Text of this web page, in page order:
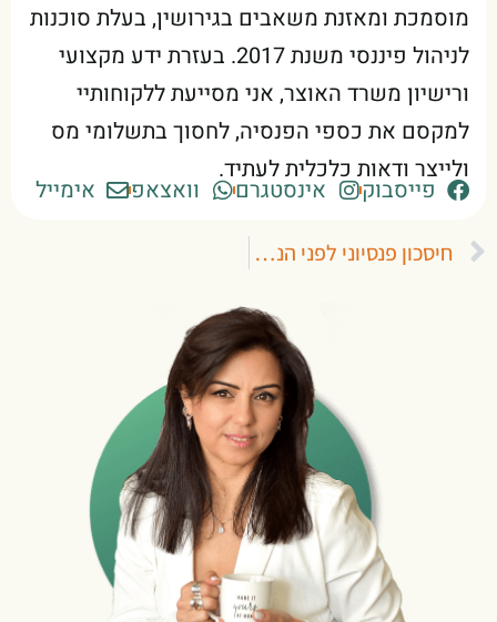
מוסמכת ומאזנת משאבים בגירושין, בעלת סוכנות
לניהול פיננסי משנת 2017. בעזרת ידע מקצועי
ורישיון משרד האוצר, אני מסייעת ללקוחותיי
למקסם את כספי הפנסיה, לחסוך בתשלומי מס
ולייצר ודאות כלכלית לעתיד.
פייסבוק אינסטגרם וואצאפ אימייל
קודם חיסכון פנסיוני לפני הנישואין: האם מגיע לכם חלק ממנו?